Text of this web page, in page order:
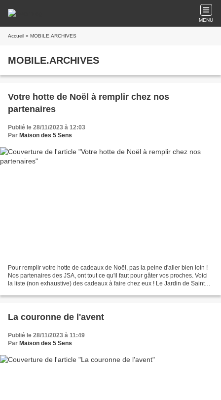
MENU
Accueil » MOBILE.ARCHIVES
MOBILE.ARCHIVES
Votre hotte de Noël à remplir chez nos
partenaires
Publié le 28/11/2023 à 12:03
Par Maison des 5 Sens
Pour remplir votre hotte de cadeaux de Noël, pas la peine d'aller bien loin !
Nos partenaires des JSA, ont tout ce qu'il faut pour gâter vos proches. Voici
la liste (non exhaustive) des cadeaux à faire chez eux ! Le Jardin de Saint
La couronne de l'avent
Publié le 28/11/2023 à 11:49
Par Maison des 5 Sens